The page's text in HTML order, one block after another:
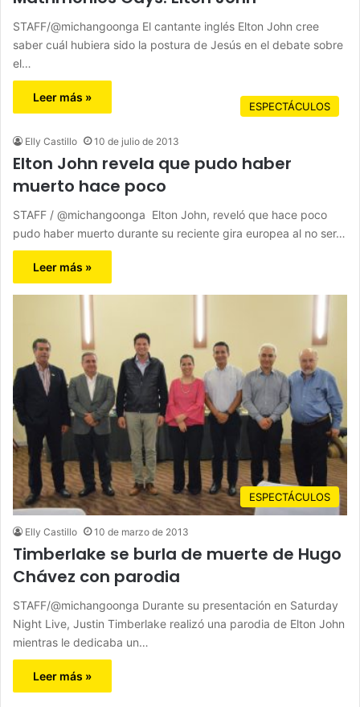
STAFF/@michangoonga El cantante inglés Elton John cree
saber cuál hubiera sido la postura de Jesús en el debate sobre
el…
Leer más »
ESPECTÁCULOS
Elly Castillo 10 de julio de 2013
Elton John revela que pudo haber
muerto hace poco
STAFF / @michangoonga Elton John, reveló que hace poco
pudo haber muerto durante su reciente gira europea al no ser…
Leer más »
ESPECTÁCULOS
Elly Castillo 10 de marzo de 2013
Timberlake se burla de muerte de Hugo
Chávez con parodia
STAFF/@michangoonga Durante su presentación en Saturday
Night Live, Justin Timberlake realizó una parodia de Elton John
mientras le dedicaba un…
Leer más »